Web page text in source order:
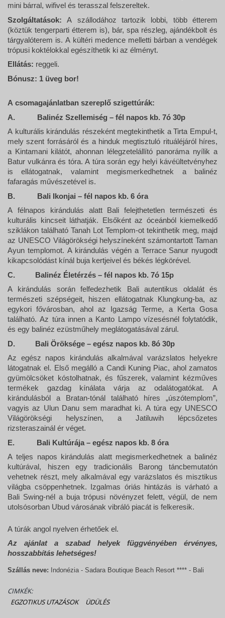
mini bárral, wifivel és terasszal felszereltek.
Szolgáltatások: A szállodához tartozik lobbi, több étterem
(köztük tengerparti étterem is), bár, spa részleg, ajándékbolt és
tárgyalóterem is. A kültéri medence melletti bárban a vendégek
trópusi koktélokkal egészíthetik ki az élményt.
Ellátás: reggeli.
Bónusz: 1 üveg bor!
A csomagajánlatban szereplő szigettúrák:
A.
Balinéz Szellemiség – fél napos kb. 7ó 30p
A kulturális kirándulás részeként megtekinthetik a Tirta Empul-t,
mely szent forrásáról és a hinduk megtisztuló rituáléjáról híres,
a Kintamani kilátót, ahonnan lélegzetelállító panoráma nyílik a
Batur vulkánra és tóra. A túra során egy helyi kávéültetvényhez
is ellátogatnak, valamint megismerkedhetnek a balinéz
fafaragás művészetével is.
B.
Bali Ikonjai – fél napos kb. 6 óra
A félnapos kirándulás alatt Bali felejthetetlen természeti és
kulturális kincseit láthatják. Elsőként az óceánból kiemelkedő
sziklákon található Tanah Lot Templom-ot tekinthetik meg, majd
az UNESCO Világörökségi helyszíneként számontartott Taman
Ayun templomot. A kirándulás végén a Terrace Sanur nyugodt
kikapcsolódást kínál buja kertjeivel és békés légkörével.
C.
Balinéz Életérzés – fél napos kb. 7ó 15p
A kirándulás során felfedezhetik Bali autentikus oldalát és
természeti szépségeit, hiszen ellátogatnak Klungkung-ba, az
egykori fővárosban, ahol az Igazság Terme, a Kerta Gosa
található. Az túra innen a Kanto Lampo vízesésnél folytatódik,
és egy balinéz ezüstműhely meglátogatásával zárul.
D.
Bali Öröksége – egész napos kb. 8ó 30p
Az egész napos kirándulás alkalmával varázslatos helyekre
látogatnak el. Első megálló a Candi Kuning Piac, ahol zamatos
gyümölcsöket kóstolhatnak, és fűszerek, valamint kézműves
termékek gazdag kínálata várja az odalátogatókat. A
kirándulásból a Bratan-tónál található híres „úszótemplom”,
vagyis az Ulun Danu sem maradhat ki. A túra egy UNESCO
Világörökségi helyszínen, a Jatiluwih lépcsőzetes
rizsteraszainál ér véget.
E.
Bali Kultúrája – egész napos kb. 8 óra
A teljes napos kirándulás alatt megismerkedhetnek a balinéz
kultúrával, hiszen egy tradicionális Barong táncbemutatón
vehetnek részt, mely alkalmával egy varázslatos és misztikus
világba csöppenhetnek. Izgalmas óriás hintázás is várható a
Bali Swing-nél a buja trópusi növényzet felett, végül, de nem
utolsósorban Ubud városának vibráló piacát is felkeresik.
A túrák angol nyelven érhetőek el.
Az ajánlat a szabad helyek függvényében érvényes,
hosszabbítás lehetséges!
Szállás neve: Indonézia - Sadara Boutique Beach Resort **** - Bali
CIMKÉK:
EGZOTIKUS UTAZÁSOK
ÜDÜLÉS